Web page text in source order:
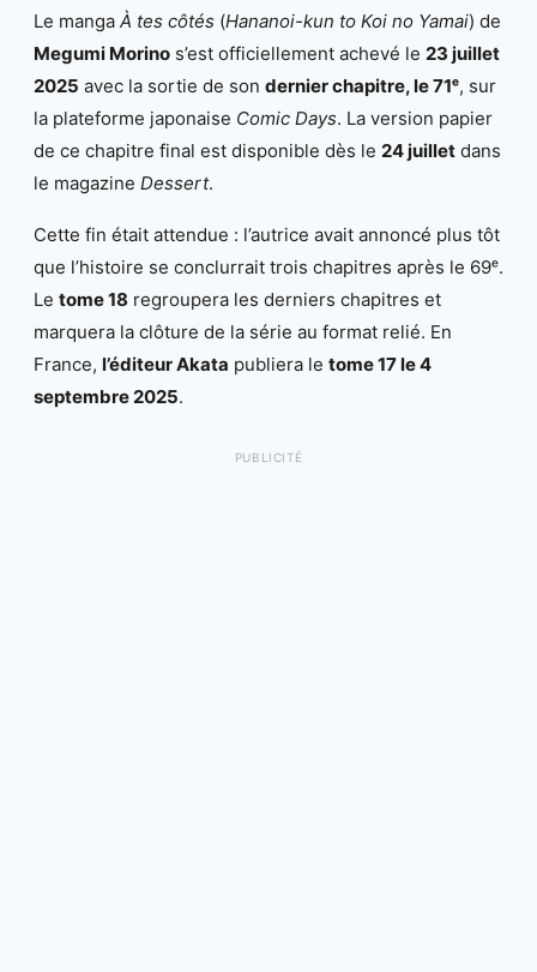
Le manga À tes côtés (Hananoi-kun to Koi no Yamai) de
Megumi Morino s’est officiellement achevé le 23 juillet
2025 avec la sortie de son dernier chapitre, le 71ᵉ, sur
la plateforme japonaise Comic Days. La version papier
de ce chapitre final est disponible dès le 24 juillet dans
le magazine Dessert.
Cette fin était attendue : l’autrice avait annoncé plus tôt
que l’histoire se conclurrait trois chapitres après le 69ᵉ.
Le tome 18 regroupera les derniers chapitres et
marquera la clôture de la série au format relié. En
France, l’éditeur Akata publiera le tome 17 le 4
septembre 2025.
PUBLICITÉ